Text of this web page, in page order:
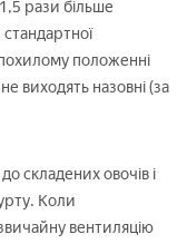
рази більше
положенні
виходять назовні (за
складених овочів і
Коли
вентиляцію